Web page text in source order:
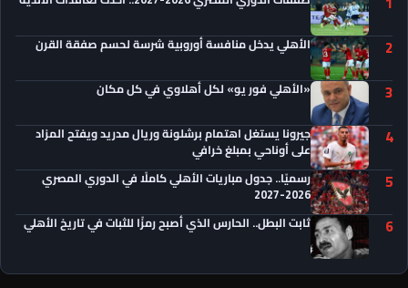
2 الأهلي يدخل منافسة أوروبية شرسة لحسم صفقة القرن
3 «الأهلي فور يو» لكل أهلاوي في كل مكان
4 جيرونا يستغل اهتمام برشلونة وريال مدريد ويفتح المزاد
على أوناحي بمبلغ خرافي
5 رسميًا.. جدول مباريات الأهلي كاملًا في الدوري المصري
2026-2027
6 ثابت البطل.. الحارس الذي أصبح رمزًا للثبات في تاريخ الأهلي